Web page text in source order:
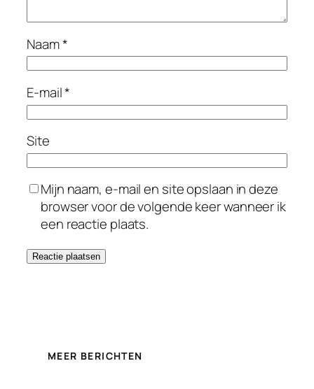
Naam*
E-mail*
Site
Mijn naam, e-mail en site opslaan in deze
browser voor de volgende keer wanneer ik
een reactie plaats.
MEER BERICHTEN